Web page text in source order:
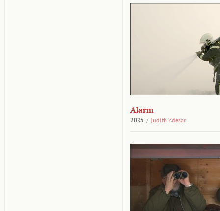
Alarm
2025 / Judith Zdesar